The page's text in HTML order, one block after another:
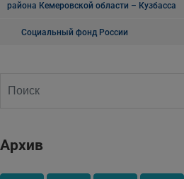
района Кемеровской области – Кузбасса
Социальный фонд России
Архив